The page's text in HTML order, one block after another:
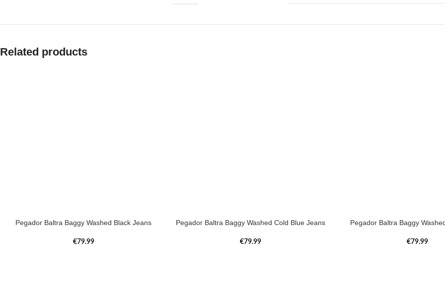
Related products
Pegador Baltra Baggy Washed Black Jeans
€79.99
Pegador Baltra Baggy Washed Cold Blue Jeans
€79.99
Pegador Baltra Baggy
€79.99